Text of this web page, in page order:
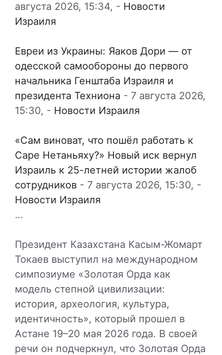
августа 2026, 15:34, - Новости
Израиля
Евреи из Украины: Яаков Дори — от
одесской самообороны до первого
начальника Генштаба Израиля и
президента Техниона - 7 августа 2026,
15:30, - Новости Израиля
«Сам виноват, что пошёл работать к
Саре Нетаньяху?» Новый иск вернул
Израиль к 25-летней истории жалоб
сотрудников - 7 августа 2026, 15:30, -
Новости Израиля
…
Президент Казахстана Касым-Жомарт
Токаев выступил на международном
симпозиуме «Золотая Орда как
модель степной цивилизации:
история, археология, культура,
идентичность», который прошел в
Астане 19–20 мая 2026 года. В своей
речи он подчеркнул, что Золотая Орда